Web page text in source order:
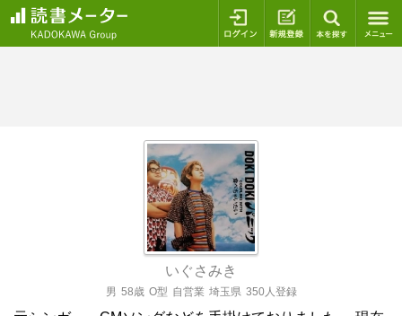
ログイン 新規登録
いぐさみき
男 58歳 O型 自営業 埼玉県 350人登録